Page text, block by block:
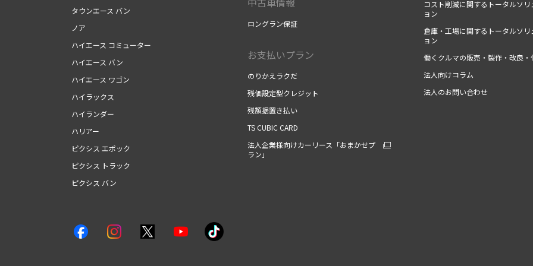
タウンエース バン
ノア
ハイエース コミューター
ハイエース バン
ハイエース ワゴン
ハイラックス
ハイランダー
ハリアー
ピクシス エポック
ピクシス トラック
ピクシス バン
ロングラン保証
お支払いプラン
のりかえラクだ
残価設定型クレジット
残額据置き払い
TS CUBIC CARD
法人企業様向けカーリース「おまかせプ
ラン」
コスト削減に関するトータルソリ
ョン
倉庫・工場に関するトータルソリ
ョン
働くクルマの販売・製作・改良・
法人向けコラム
法人のお問い合わせ